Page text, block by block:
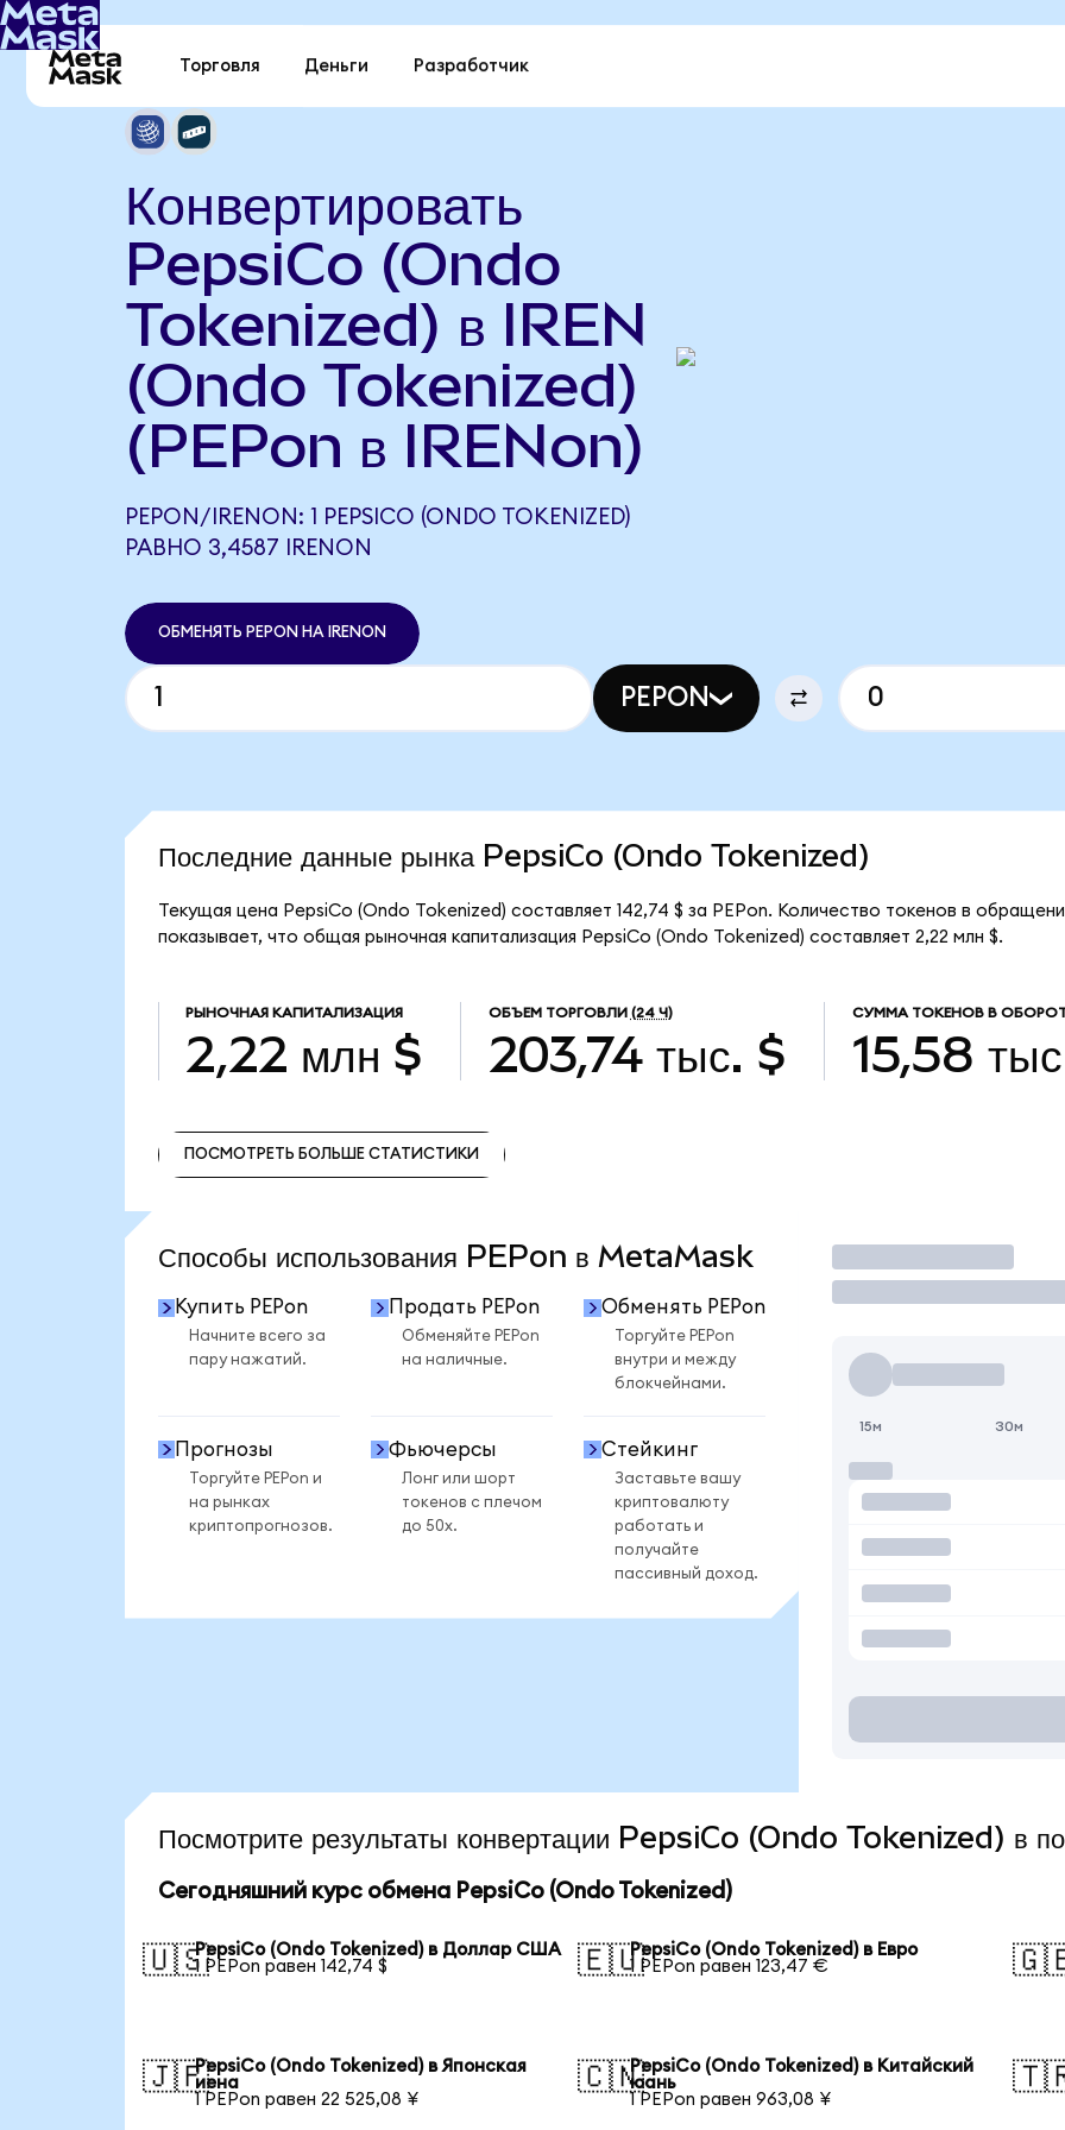
Торговля Деньги Разработчик
Конвертировать
PepsiCo (Ondo
Tokenized) в IREN
(Ondo Tokenized)
(PEPon в IRENon)
PEPON/IRENON: 1 PEPSICO (ONDO TOKENIZED)
РАВНО 3,4587 IRENON
ОБМЕНЯТЬ PEPON НА IRENON
PEPON
Последние данные рынка PepsiCo (Ondo Tokenized)
Текущая цена PepsiCo (Ondo Tokenized) составляет 142,74 $ за PEPon. Количество токенов в
показывает, что общая рыночная капитализация PepsiCo (Ondo Tokenized) составляет 2,22 млн $.
РЫНОЧНАЯ КАПИТАЛИЗАЦИЯ
2,22 млн $
ОБЪЕМ ТОРГОВЛИ (24 Ч)
203,74 тыс. $
СУММА ТОКЕНОВ В
15,58
ПОСМОТРЕТЬ БОЛЬШЕ СТАТИСТИКИ
Способы использования PEPon в MetaMask
Купить PEPon
Начните всего за
пару нажатий.
Продать PEPon
Обменяйте PEPon
на наличные.
Обменять PEPon
Торгуйте PEPon
внутри и между
блокчейнами.
Прогнозы
Торгуйте PEPon и
на рынках
криптопрогнозов.
Фьючерсы
Лонг или шорт
токенов с плечом
до 50x.
Стейкинг
Заставьте вашу
криптовалюту
работать и
получайте
пассивный доход.
Торговать
15м 30м
Посмотрите результаты конвертации PepsiCo (Ondo Tokenized) в
Сегодняшний курс обмена PepsiCo (Ondo Tokenized)
🇺🇸PepsiCo (Ondo Tokenized) в Доллар США
1 PEPon равен 142,74 $
🇪🇺PepsiCo (Ondo Tokenized) в Евро
1 PEPon равен 123,47 €
🇯🇵PepsiCo (Ondo Tokenized) в Японская
иена
1 PEPon равен 22 525,08 ¥
🇨🇳PepsiCo (Ondo Tokenized) в Китайский
юань
1 PEPon равен 963,08 ¥